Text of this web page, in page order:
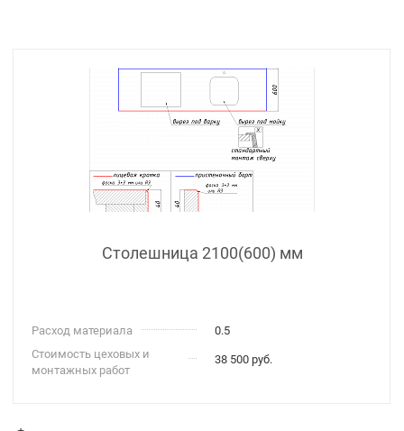
Столешница 2100(600) мм
Расход материала
0.5
Стоимость цеховых и
монтажных работ
38 500 руб.